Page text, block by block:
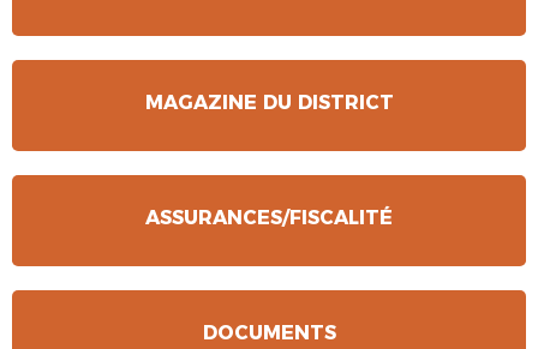
MAGAZINE DU DISTRICT
ASSURANCES/FISCALITÉ
DOCUMENTS